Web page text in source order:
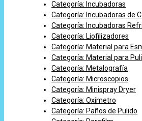
Categoría: Incubadoras
Categoría: Incubadoras de
Categoría: Incubadoras
Categoría: Liofilizadores
Categoría: Material para
Categoría: Material para
Categoría: Metalografía
Categoría: Microscopios
Categoría: Minispray Dryer
Categoría: Oxímetro
Categoría: Paños de Pulido